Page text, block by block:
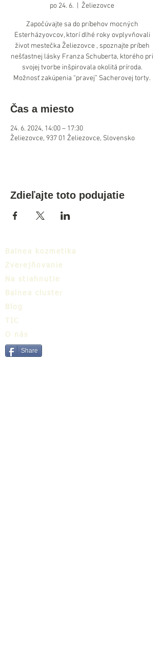
po 24. 6. Želiezovce
Započúvajte sa do príbehov mocných
Esterházyovcov, ktorí dlhé roky ovplyvňovali
život mestečka Želiezovce , spoznajte príbeh
nešťastnej lásky Franza Schuberta, ktorého pri
svojej tvorbe inšpirovala okolitá príroda.
Možnosť zakúpenia “pravej” Sacherovej torty.
Čas a miesto
24. 6. 2024, 14:00 – 17:30
Želiezovce, 937 01 Želiezovce, Slovensko
Zdieľajte toto podujatie
Balnea kozmetika
Zverejňovanie
Na stiahnutie
Balnea cluster
Blog
TIC
O nás
Share